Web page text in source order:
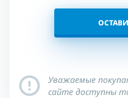
Уважаемые
сайте доступны